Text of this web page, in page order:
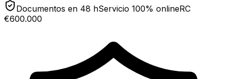
Documentos en 48 hServicio 100% onlineRC
€600.000